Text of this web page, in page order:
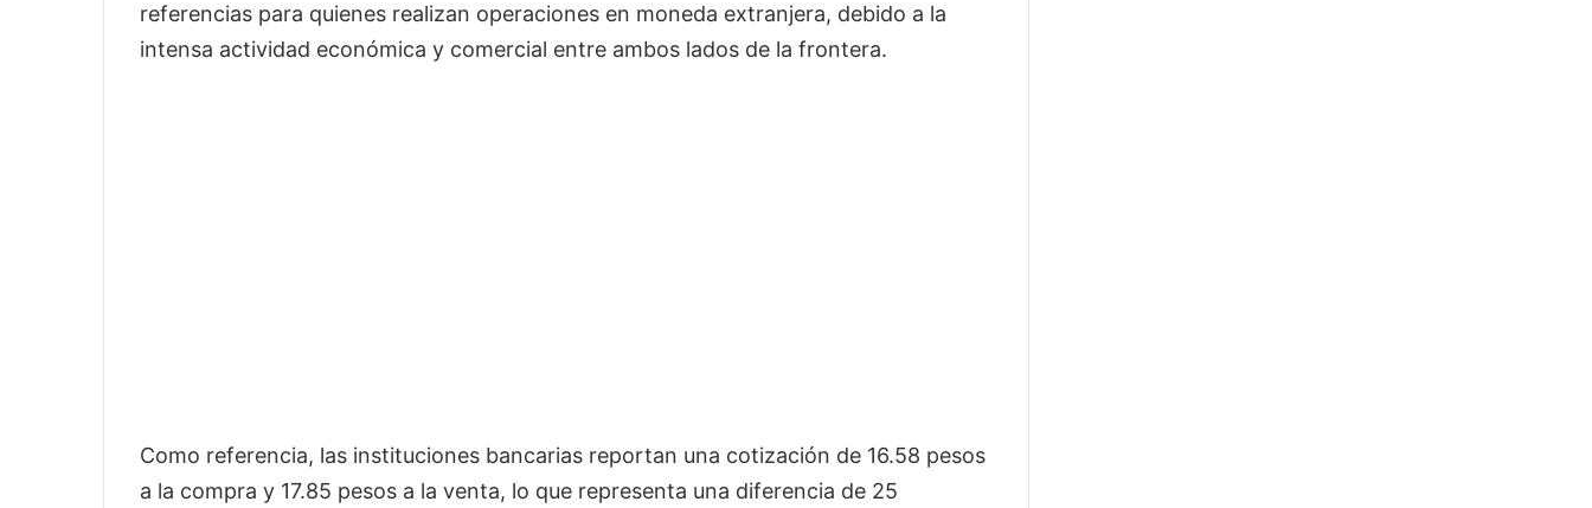
referencias para quienes realizan operaciones en moneda extranjera, debido a la
intensa actividad económica y comercial entre ambos lados de la frontera.
Como referencia, las instituciones bancarias reportan una cotización de 16.58 pesos
a la compra y 17.85 pesos a la venta, lo que representa una diferencia de 25